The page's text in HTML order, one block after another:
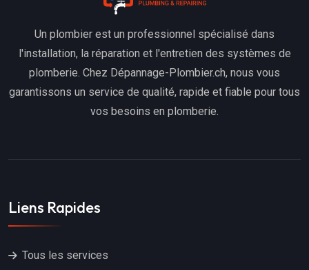
Un plombier est un professionnel spécialisé dans
l'installation, la réparation et l'entretien des systèmes de
plomberie. Chez Dépannage-Plombier.ch, nous vous
garantissons un service de qualité, rapide et fiable pour tous
vos besoins en plomberie.
Liens Rapides
Tous les services